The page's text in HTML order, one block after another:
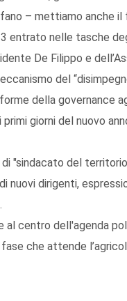
– mettiamo anche
entrato nelle tasche
De Filippo e
del
della governance
giorni del nuovo
"sindacato del
nuovi dirigenti,
al centro dell'agenda
che attende